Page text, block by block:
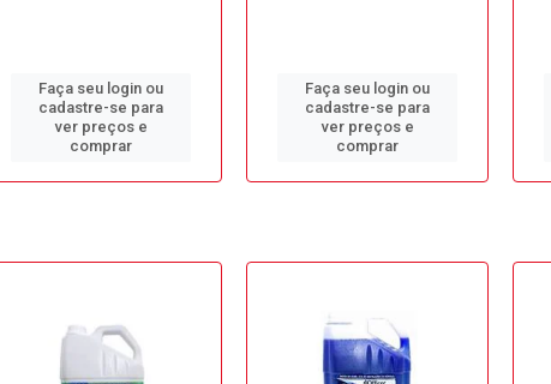
Faça seu login ou
cadastre-se para
ver preços e
comprar
Faça seu login ou
cadastre-se para
ver preços e
comprar